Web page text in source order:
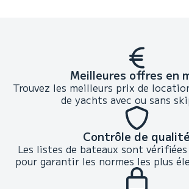
Meilleures offres en
Trouvez les meilleurs prix de
de yachts avec ou sans
Contrôle de qualité
Les listes de bateaux sont
pour garantir les normes les plus